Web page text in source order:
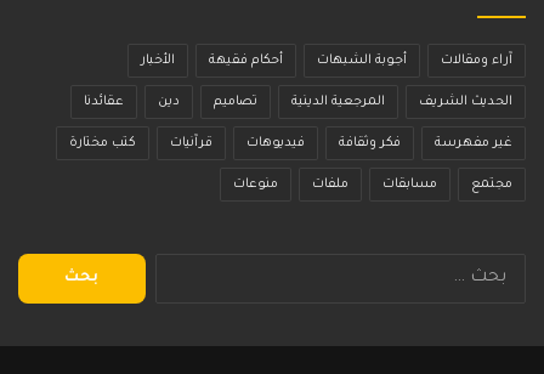
آراء ومقالات أجوبة الشبهات أحكام فقيهة الأخبار
الحديث الشريف المرجعية الدينية تصاميم دين عقائدنا
غير مفهرسة فكر وثقافة فيديوهات قرآنيات كتب مختارة
مجتمع مسابقات ملفات منوعات
البحث